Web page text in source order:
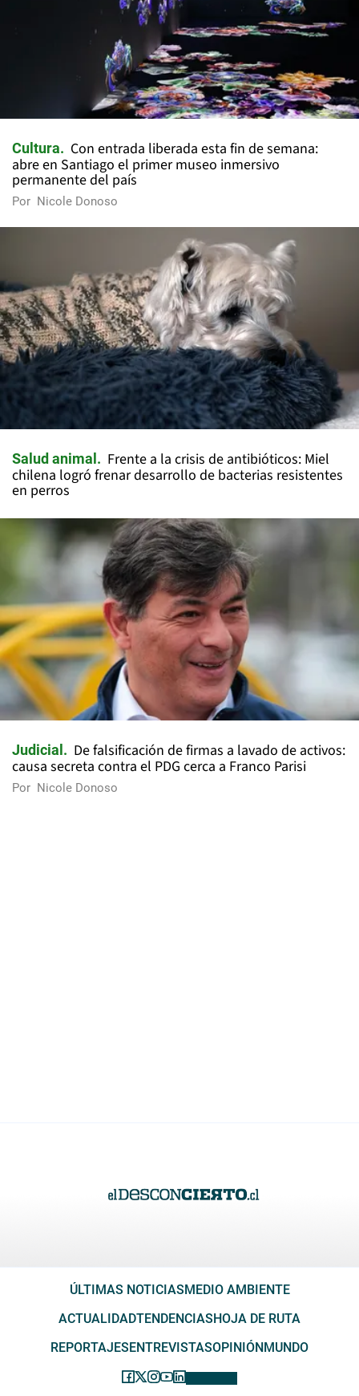
Cultura
Con entrada liberada esta fin de semana:
abre en Santiago el primer museo inmersivo
permanente del país
Por Nicole Donoso
Salud animal
Frente a la crisis de antibióticos: Miel
chilena logró frenar desarrollo de bacterias resistentes
en perros
Judicial
De falsificación de firmas a lavado de activos:
causa secreta contra el PDG cerca a Franco Parisi
Por Nicole Donoso
ÚLTIMAS NOTICIAS MEDIO AMBIENTE
ACTUALIDADTENDENCIAS HOJA DE RUTA
REPORTAJES ENTREVISTASOPINIÓN MUNDO